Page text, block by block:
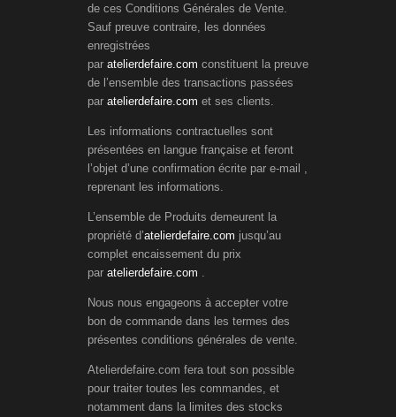
de ces Conditions Générales de Vente.
Sauf preuve contraire, les données
enregistrées
par atelierdefaire.com constituent la preuve
de l’ensemble des transactions passées
par atelierdefaire.com et ses clients.
Les informations contractuelles sont
présentées en langue française et feront
l’objet d’une confirmation écrite par e-mail ,
reprenant les informations.
L’ensemble de Produits demeurent la
propriété d’atelierdefaire.com jusqu’au
complet encaissement du prix
par atelierdefaire.com
Nous nous engageons à accepter votre
bon de commande dans les termes des
présentes conditions générales de vente.
Atelierdefaire.com fera tout son possible
pour traiter toutes les commandes, et
notamment dans la limites des stocks